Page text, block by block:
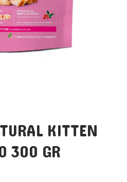
KITTEN
300 GR